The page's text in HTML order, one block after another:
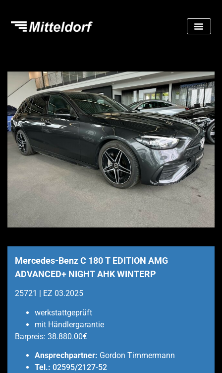
Mercedes-Benz C 180 T EDITION AMG
ADVANCED+ NIGHT AHK WINTERP
25721 | EZ 03.2025
werkstattgeprüft
mit Händlergarantie
Barpreis: 38.880.00€
Ansprechpartner: Gordon Timmermann
Tel.: 02595/2127-52